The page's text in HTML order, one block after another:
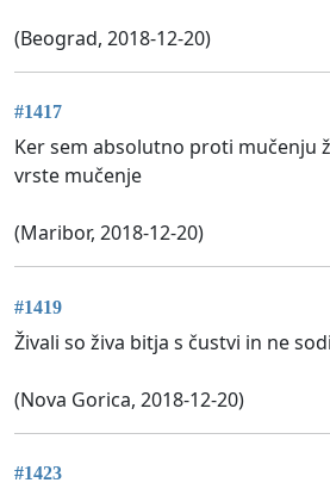
(Beograd, 2018-12-20)
#1417
Ker sem absolutno proti mučenju
vrste mučenje
(Maribor, 2018-12-20)
#1419
Živali so živa bitja s čustvi in ne
(Nova Gorica, 2018-12-20)
#1423